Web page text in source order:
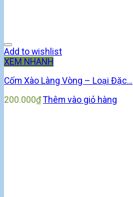
Add to wishlist
XEM NHANH
Cốm Xào Làng Vòng – Loại Đặc…
200.000₫ Thêm vào giỏ hàng